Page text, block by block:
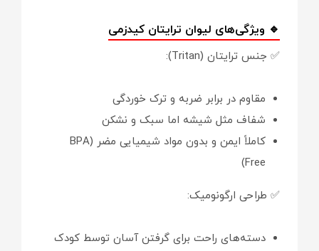
🔹 ویژگی‌های لیوان ترایتان کیدزمی
✅ جنس ترایتان (Tritan):
مقاوم در برابر ضربه و ترک خوردگی
شفاف مثل شیشه اما سبک و نشکن
کاملاً ایمن و بدون مواد شیمیایی مضر (BPA
Free)
✅ طراحی ارگونومیک:
دسته‌های راحت برای گرفتن آسان توسط کودک